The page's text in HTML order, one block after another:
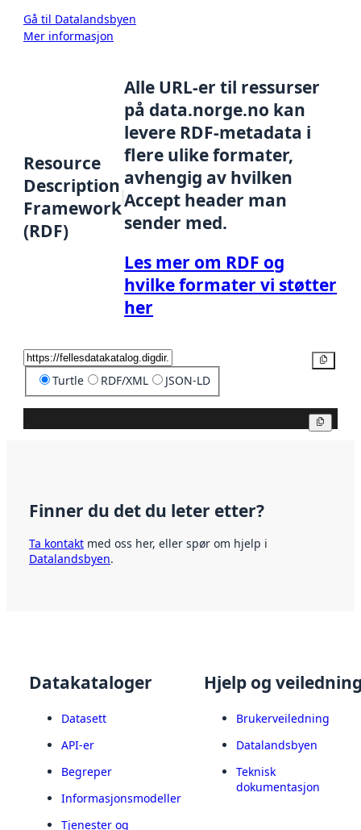
Gå til Datalandsbyen
Mer informasjon
Resource
Description
Framework
(RDF)
Alle URL-er til ressurser
på data.norge.no kan
levere RDF-metadata i
flere ulike formater,
avhengig av hvilken
Accept header man
sender med.
Les mer om RDF og
hvilke formater vi støtter
her
Turtle RDF/XML JSON-LD
Finner du det du leter etter?
Ta kontakt med oss her, eller spør om hjelp i
Datalandsbyen.
Datakataloger
Datasett
API-er
Begreper
Informasjonsmodeller
Tjenester og
Hjelp og
Brukerveiledning
Datalandsbyen
Teknisk
dokumentasjon